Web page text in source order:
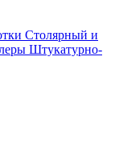
Столярный и
Штукатурно-